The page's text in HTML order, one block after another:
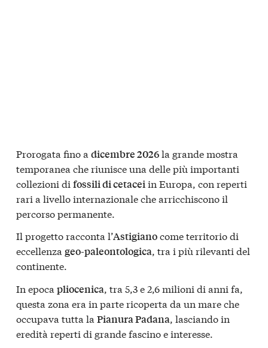
Prorogata fino a dicembre 2026la grande mostra
temporanea che riunisce una delle più importanti
collezioni di fossili di cetaceiin Europa, con reperti
rari a livello internazionale che arricchiscono il
percorso permanente.
Il progetto racconta l’Astigianocome territorio di
eccellenza geo-paleontologica, tra i più rilevanti del
continente.
In epoca pliocenica, tra 5,3 e 2,6 milioni di anni fa,
questa zona era in parte ricoperta da un mare che
occupava tutta la Pianura Padana, lasciando in
eredità reperti di grande fascino e interesse.